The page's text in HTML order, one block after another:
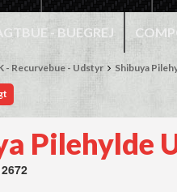
- BUEGREJ
- Recurvebue - Udstyr Shibuya
Pilehylde